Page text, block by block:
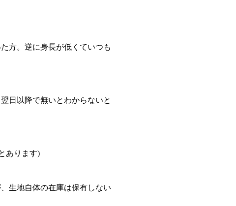
方。逆に身長が低くていつも
日以降で無いとわからないと
あります)
生地自体の在庫は保有しない